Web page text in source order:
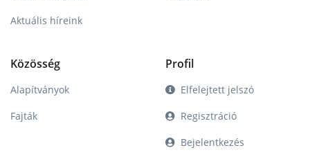
Aktuális híreink
Közösség
Alapítványok
Fajták
Profil
Elfelejtett jelszó
Regisztráció
Bejelentkezés